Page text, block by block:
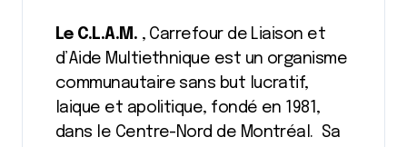
Le C.L.A.M. , Carrefour de Liaison et
d’Aide Multiethnique est un organisme
communautaire sans but lucratif,
laique et apolitique, fondé en 1981,
dans le Centre-Nord de Montréal. Sa